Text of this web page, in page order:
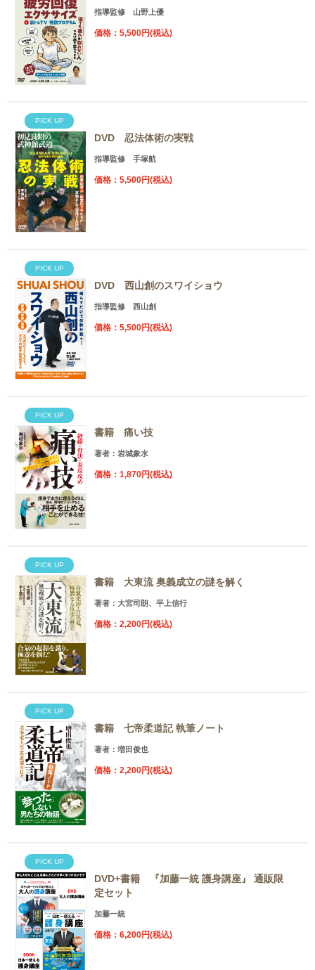
指導監修 山野上優
価格：5,500円(税込)
PICK UP
DVD 忍法体術の実戦
指導監修 手塚航
価格：5,500円(税込)
PICK UP
DVD 西山創のスワイショウ
指導監修 西山創
価格：5,500円(税込)
PICK UP
書籍 痛い技
著者：岩城象水
価格：1,870円(税込)
PICK UP
書籍 大東流 奥義成立の謎を解く
著者：大宮司朗、平上信行
価格：2,200円(税込)
PICK UP
書籍 七帝柔道記 執筆ノート
著者：増田俊也
価格：2,200円(税込)
PICK UP
DVD+書籍 『加藤一統 護身講座』 通販限
定セット
加藤一統
価格：6,200円(税込)